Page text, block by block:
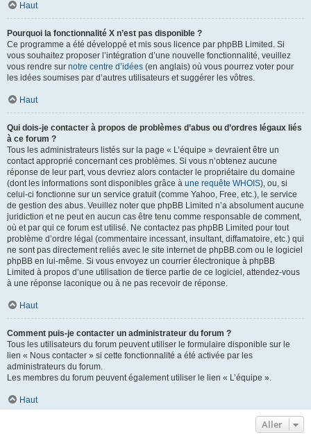
Haut
Pourquoi la fonctionnalité X n’est pas disponible ?
Ce programme a été développé et mis sous licence par phpBB Limited. Si
vous souhaitez proposer l’intégration d’une nouvelle fonctionnalité, veuillez
vous rendre sur notre centre d’idées (en anglais) où vous pourrez voter pour
les idées soumises par d’autres utilisateurs et suggérer les vôtres.
Haut
Qui dois-je contacter à propos de problèmes d’abus ou d’ordres légaux liés
à ce forum ?
Tous les administrateurs listés sur la page « L’équipe » devraient être un
contact approprié concernant ces problèmes. Si vous n’obtenez aucune
réponse de leur part, vous devriez alors contacter le propriétaire du domaine
(dont les informations sont disponibles grâce à une requête WHOIS), ou, si
celui-ci fonctionne sur un service gratuit (comme Yahoo, Free, etc.), le service
de gestion des abus. Veuillez noter que phpBB Limited n’a absolument aucune
juridiction et ne peut en aucun cas être tenu comme responsable de comment,
où et par qui ce forum est utilisé. Ne contactez pas phpBB Limited pour tout
problème d’ordre légal (commentaire incessant, insultant, diffamatoire, etc.) qui
ne sont pas directement reliés avec le site internet de phpBB.com ou le logiciel
phpBB en lui-même. Si vous envoyez un courrier électronique à phpBB
Limited à propos d’une utilisation de tierce partie de ce logiciel, attendez-vous
à une réponse laconique ou à ne pas recevoir de réponse.
Haut
Comment puis-je contacter un administrateur du forum ?
Tous les utilisateurs du forum peuvent utiliser le formulaire disponible sur le
lien « Nous contacter » si cette fonctionnalité a été activée par les
administrateurs du forum.
Les membres du forum peuvent également utiliser le lien « L’équipe ».
Haut
Aller